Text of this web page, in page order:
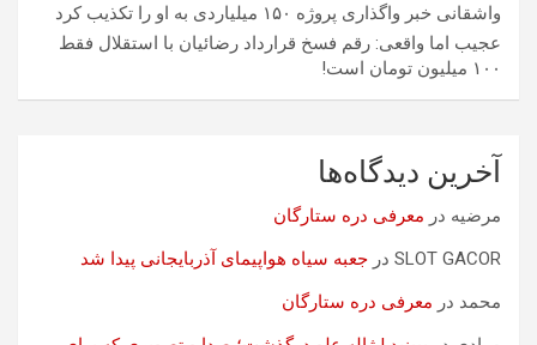
واشقانی خبر واگذاری پروژه ۱۵۰ میلیاردی به او را تکذیب کرد
عجیب اما واقعی: رقم فسخ قرارداد رضائیان با استقلال فقط
۱۰۰ میلیون تومان است!
آخرین دیدگاه‌ها
مرضیه در معرفی دره ستارگان
SLOT GACOR در جعبه سیاه هواپیمای آذربایجانی پیدا شد
محمد در معرفی دره ستارگان